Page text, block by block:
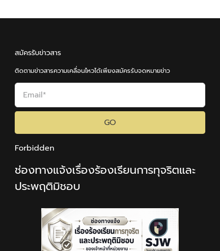
สมัครรับข่าวสาร
ติดตามข่าวสารความเคลื่อนไหวได้เพียงสมัครรับจดหมายข่าว
GO
Forbidden
ช่องทางแจ้งเรื่องร้องเรียนการทุจริตและ
ประพฤติมิชอบ